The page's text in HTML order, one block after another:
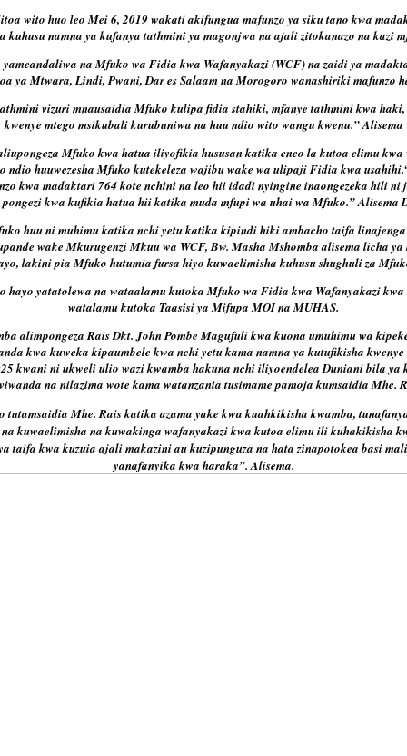
wito huo leo Mei 6, 2019 wakati akifungua mafunzo ya siku tano kwa
kuhusu namna ya kufanya tathmini ya magonjwa na ajali zitokanazo na kazi
yameandaliwa na Mfuko wa Fidia kwa Wafanyakazi (WCF) na zaidi ya
ya Mtwara, Lindi, Pwani, Dar es Salaam na Morogoro wanashiriki mafunzo
vizuri mnausaidia Mfuko kulipa fidia stahiki, mfanye tathmini kwa
kwenye mtego msikubali kurubuniwa na huu ndio wito wangu kwenu.” Alisema
Mfuko kwa hatua iliyofikia hususan katika eneo la kutoa elimu kwa
ndio huuwezesha Mfuko kutekeleza wajibu wake wa ulipaji Fidia kwa
kwa madaktari 764 kote nchini na leo hii idadi nyingine inaongezeka hili ni
kwa kufikia hatua hii katika muda mfupi wa uhai wa Mfuko.” Alisema
huu ni muhimu katika nchi yetu katika kipindi hiki ambacho taifa
wake Mkurugenzi Mkuu wa WCF, Bw. Masha Mshomba alisema licha
lakini pia Mfuko hutumia fursa hiyo kuwaelimisha kuhusu shughuli za
hayo yatatolewa na wataalamu kutoka Mfuko wa Fidia kwa Wafanyakazi
watalamu kutoka Taasisi ya Mifupa MOI na MUHAS.
alimpongeza Rais Dkt. John Pombe Magufuli kwa kuona umuhimu wa
kwa kuweka kipaumbele kwa nchi yetu kama namna ya kutufikisha
kwani ni ukweli ulio wazi kwamba hakuna nchi iliyoendelea Duniani bila ya
na nilazima wote kama watanzania tusimame pamoja kumsaidia Mhe.
tutamsaidia Mhe. Rais katika azama yake kwa kuahkikisha kwamba,
kuwaelimisha na kuwakinga wafanyakazi kwa kutoa elimu ili kuhakikisha
taifa kwa kuzuia ajali makazini au kuzipunguza na hata zinapotokea basi
yanafanyika kwa haraka”. Alisema.